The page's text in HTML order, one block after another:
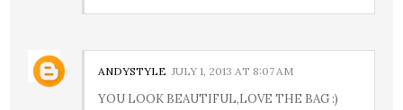
ANDYSTYLE JULY 1, 2013 AT 8:07 AM
YOU LOOK BEAUTIFUL,LOVE THE BAG :)